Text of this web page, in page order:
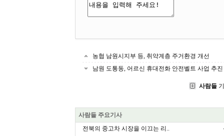
농협 남원시지부 등, 취약계층 주거환경 개선
남원 도통동, 어르신 휴대전화 안전벨트 사업 추진
사람들
사람들 주요기사
전북의 중고차 시장을 이끄는 리..